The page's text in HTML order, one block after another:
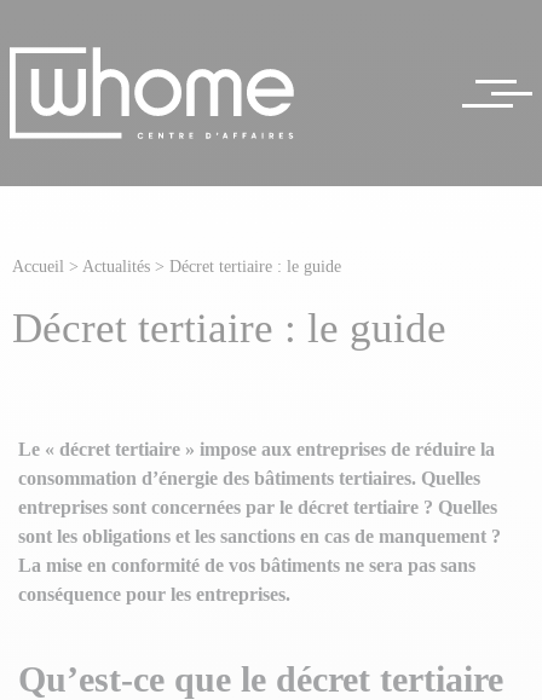
Accueil > Actualités > Décret tertiaire : le guide
Décret tertiaire : le guide
Le « décret tertiaire » impose aux entreprises de réduire la
consommation d’énergie des bâtiments tertiaires. Quelles
entreprises sont concernées par le décret tertiaire ? Quelles
sont les obligations et les sanctions en cas de manquement ?
La mise en conformité de vos bâtiments ne sera pas sans
conséquence pour les entreprises.
Qu’est-ce que le décret tertiaire